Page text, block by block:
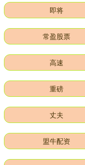
即将
常盈股票
高速
重磅
丈夫
盟牛配资